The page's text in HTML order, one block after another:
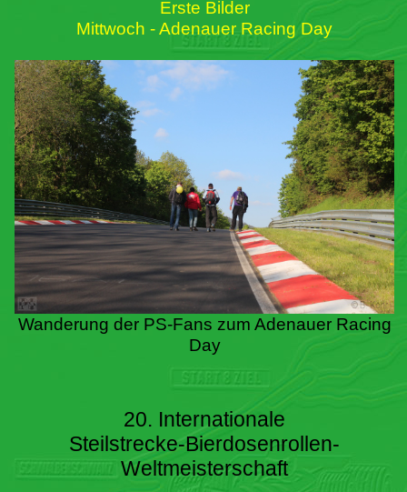
Erste Bilder
Mittwoch - Adenauer Racing Day
Wanderung der PS-Fans zum Adenauer Racing
Day
20. Internationale
Steilstrecke-Bierdosenrollen-
Weltmeisterschaft